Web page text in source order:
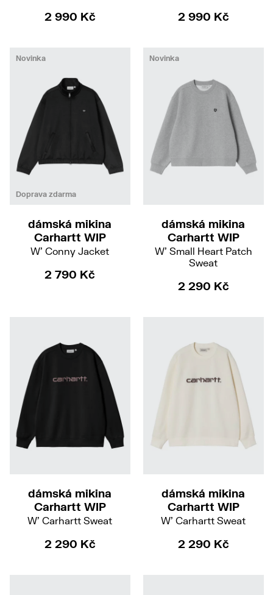
2 990 Kč 2 990 Kč
Doprava zdarma
Novinka
SM
dámská mikina
Carhartt WIP
W' Conny Jacket
2 790 Kč
Novinka
dámská mikina
Carhartt WIP
W' Small Heart Patch
Sweat
2 290 Kč
dámská mikina
Carhartt WIP
W' Carhartt Sweat
2 290 Kč
dámská mikina
Carhartt WIP
W' Carhartt Sweat
2 290 Kč